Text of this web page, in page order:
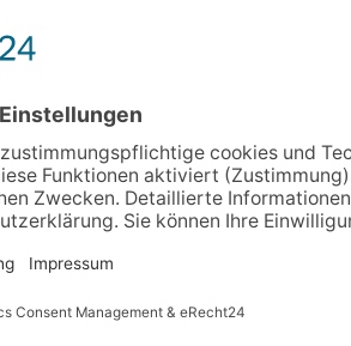
Obst oder Gemüse gewaschen wurde, kann
größerer Schwimmbecken oder Pools sollte